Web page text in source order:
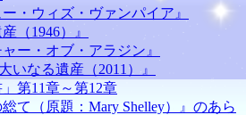
・ウィズ・ヴァンパイア』
（1946）』
ー・オブ・アラジン』
いなる遺産（2011）』
」第11章～第12章
て（原題：Mary Shelley）』のあら